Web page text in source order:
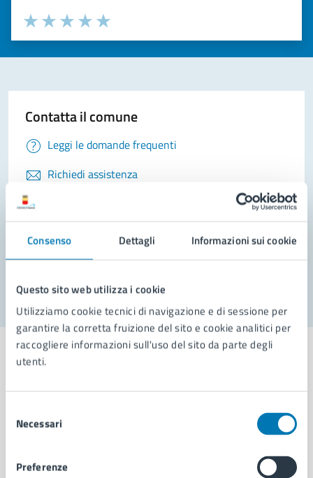
Consenso Dettagli Informazioni sui cookie
Questo sito web utilizza i cookie
Utilizziamo cookie tecnici di navigazione e di sessione per
garantire la corretta fruizione del sito e cookie analitici per
raccogliere informazioni sull'uso del sito da parte degli
utenti.
delNecessari
Preferenze
Valuta la chiarezza delle informazioni (da 1 a 5 stelle)
Seleziona il numero di stelle per valutare la chiarezza delle
Valuta 5 stelle su 5
Valuta 4 stelle su 5
Valuta 3 stelle su 5
Valuta 2 stelle su 5
Valuta 1 stelle su 5
Contatta il comune
Leggi le domande frequenti
Richiedi assistenza
Problemi in città
Aree amministrative